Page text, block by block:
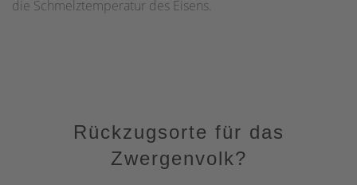
die Schmelztemperatur des Eisens.
Rückzugsorte für das
Zwergenvolk?